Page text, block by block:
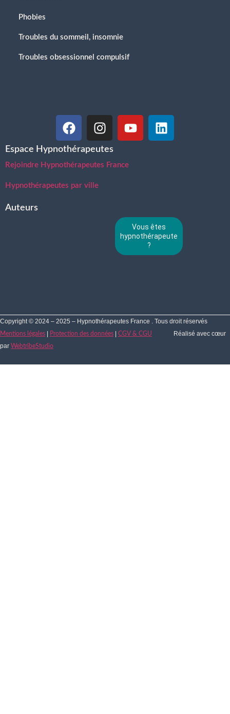
Phobies
Troubles du sommeil, insomnie
Troubles obsessionnel compulsif
Espace Hypnothérapeutes
Rejoindre Hypnothérapeutes France
Hypnothérapeutes par ville
Auteurs
Vous êtes
hypnothérapeute
?
Copyright © 2024 – 2025 – Hypnothérapeutes France . Tous droit réservés
Mentions légales Protection des données CGV & CGU
Réalisé avec cœur
par WebtribeStudio